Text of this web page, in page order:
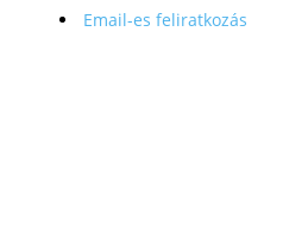
Email-es feliratkozás